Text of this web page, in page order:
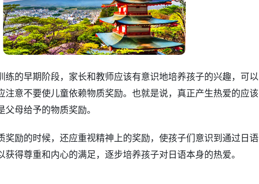
练的早期阶段，家长和教师应该有意识地培养孩子的兴趣，可以
注意不要使儿童依赖物质奖励。也就是说，真正产生热爱的应该
母给予的物质奖励。
奖励的时候，还应重视精神上的奖励，使孩子们意识到通过日语
获得尊重和内心的满足，逐步培养孩子对日语本身的热爱。